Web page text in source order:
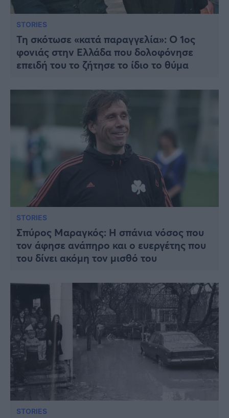
STORIES
Τη σκότωσε «κατά παραγγελία»: Ο 1ος
φονιάς στην Ελλάδα που δολοφόνησε
επειδή του το ζήτησε το ίδιο το θύμα
STORIES
Σπύρος Μαραγκός: Η σπάνια νόσος που
τον άφησε ανάπηρο και ο ευεργέτης που
του δίνει ακόμη τον μισθό του
STORIES